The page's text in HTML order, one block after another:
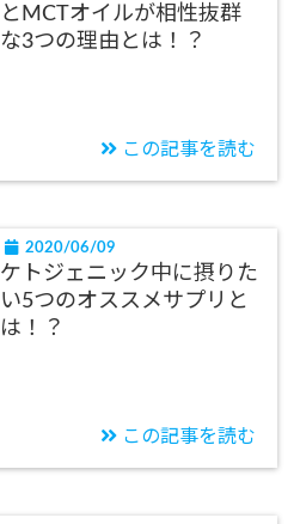
とMCTオイルが相性抜群
な3つの理由とは！？
この記事を読む
2020/06/09
ケトジェニック中に摂りた
い5つのオススメサプリと
は！？
この記事を読む